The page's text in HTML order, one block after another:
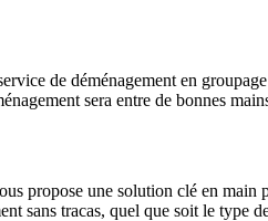
de déménagement en
sera entre de bonnes
propose une solution clé en
sans tracas, quel que soit le type